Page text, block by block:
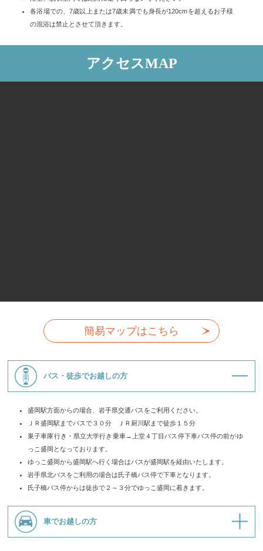
各浴場での、7歳以上または7歳未満でも身長が120cmを超えるお子様
の混浴は禁止とさせて頂きます。
アクセスMAP
簡易マップはこちら
バス・徒歩でお越しの方
盛岡駅方面からの場合、岩手県交通バスをご利用ください。
ＪＲ盛岡駅までバスで３０分 ＪＲ厨川駅まで徒歩１５分
巣子車庫行き・県立大学行き乗車→上堂４丁目バス停下車バス停の前がゆ
っこ盛岡となっております。
ゆっこ盛岡から盛岡駅へ行く場合はバスが盛岡駅を経由いたします。
岩手県北バスをご利用の場合は氏子橋バス停で下車となります。
氏子橋バス停からは徒歩で２～３分でゆっこ盛岡に着きます。
車でお越しの方